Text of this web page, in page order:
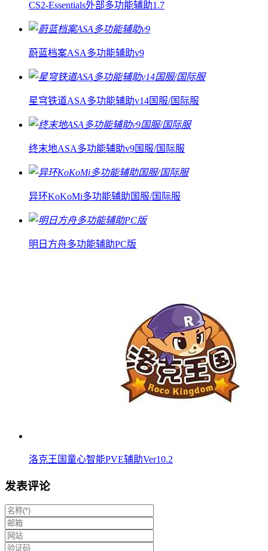
CS2-Essentials外部多功能辅助1.7
蔚蓝档案ASA多功能辅助v9
星穹铁道ASA多功能辅助v14国服/国际服
终末地ASA多功能辅助v9国服/国际服
异环KoKoMi多功能辅助国服/国际服
明日方舟多功能辅助PC版
洛克王国童心智能PVE辅助Ver10.2
发表评论